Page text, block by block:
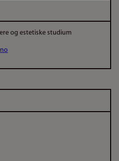
og estetiske studium